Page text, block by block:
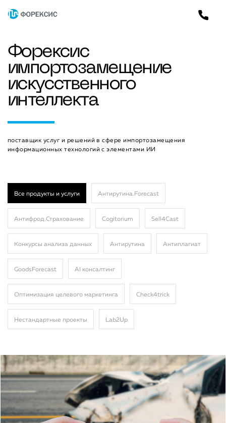
Форексис
импортозамещение
искусственного
интеллекта
поставщик услуг и решений в сфере импортозамещения
информационных технологий с элементами ИИ
Все продукты и услуги Антирутина.Forecast
Антифрод.Страхование Cogitorium Sell4Cast
Конкурсы анализа данных Антирутина Антиплагиат
GoodsForecast AI консалтинг
Оптимизация целевого маркетинга Сheck4trick
Нестандартные проекты Lab2Up